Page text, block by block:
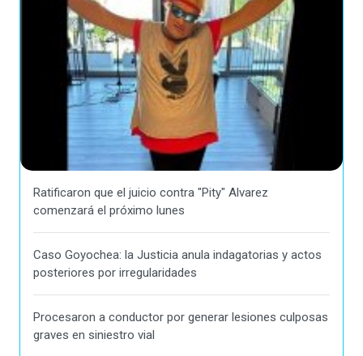
Ratificaron que el juicio contra "Pity" Alvarez
comenzará el próximo lunes
Caso Goyochea: la Justicia anula indagatorias y actos
posteriores por irregularidades
Procesaron a conductor por generar lesiones culposas
graves en siniestro vial